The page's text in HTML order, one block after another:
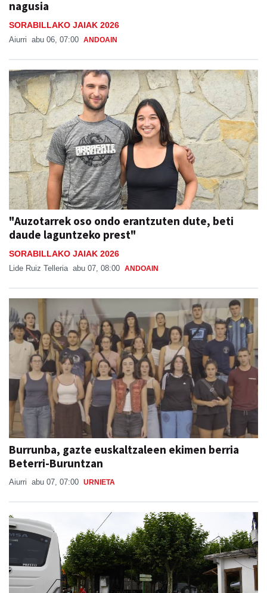
nagusia
SORABILLAKO JAIAK 2026
Aiurri abu 06, 07:00 ANDOAIN
"Auzotarrek oso ondo erantzuten dute, beti
daude laguntzeko prest"
SORABILLAKO JAIAK 2026
Lide Ruiz Telleria abu 07, 08:00 ANDOAIN
Burrunba, gazte euskaltzaleen ekimen berria
Beterri-Buruntzan
Aiurri abu 07, 07:00 URNIETA